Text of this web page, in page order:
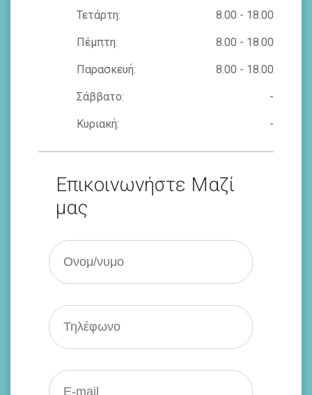
Επικοινωνήστε Μαζί
μας
Τετάρτη: 8.00 - 18.00
Πέμπτη: 8.00 - 18.00
Παρασκευή: 8.00 - 18.00
Σάββατο: -
Κυριακή: -